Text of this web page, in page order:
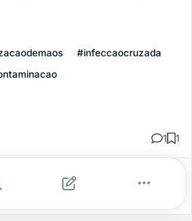
#infeccaocruzada
1 1
Salvar